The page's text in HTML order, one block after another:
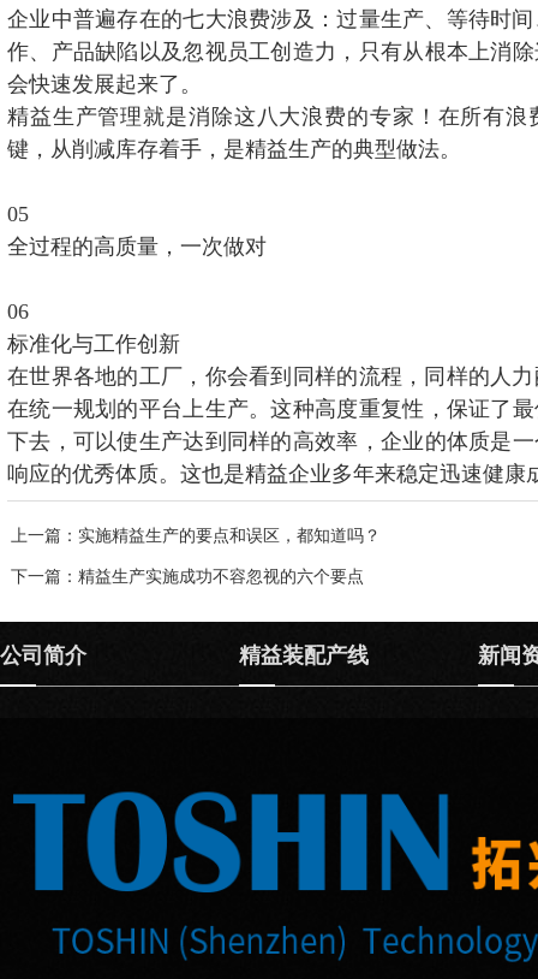
企业中普遍存在的七大浪费涉及：过量生产、等待时
作、产品缺陷以及忽视员工创造力，只有从根本上消
会快速发展起来了。
精益生产管理就是消除这八大浪费的专家！在所有浪
键，从削减库存着手，是精益生产的典型做法。
05
全过程的高质量，一次做对
06
标准化与工作创新
在世界各地的工厂，你会看到同样的流程，同样的人
在统一规划的平台上生产。这种高度重复性，保证了
下去，可以使生产达到同样的高效率，企业的体质是
响应的优秀体质。这也是精益企业多年来稳定迅速健康
上一篇：实施精益生产的要点和误区，都知道吗？
下一篇：精益生产实施成功不容忽视的六个要点
公司简介 精益装配产线 新闻